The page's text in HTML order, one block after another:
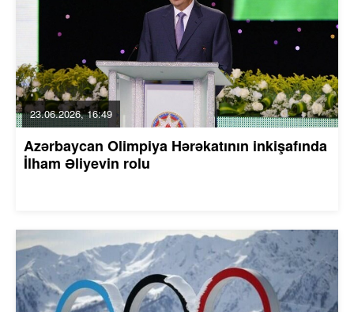
23.06.2026, 16:49
Azərbaycan Olimpiya Hərəkatının inkişafında
İlham Əliyevin rolu